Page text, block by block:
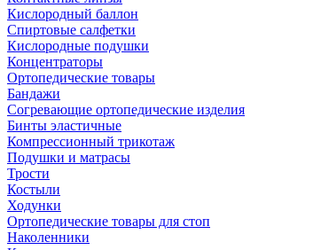
Кислородный баллон
Спиртовые салфетки
Кислородные подушки
Концентраторы
Ортопедические товары
Бандажи
Согревающие ортопедические изделия
Бинты эластичные
Компрессионный трикотаж
Подушки и матрасы
Трости
Костыли
Ходунки
Ортопедические товары для стоп
Наколенники